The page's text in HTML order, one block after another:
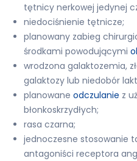
tętnicy nerkowej jedynej
niedociśnienie tętnicze;
planowany zabieg
środkami powodującymi
wrodzona galaktozemia,
galaktozy lub niedobór
planowane odczulanie z
błonkoskrzydłych;
rasa czarna;
jednoczesne stosowanie
antagoniści receptora